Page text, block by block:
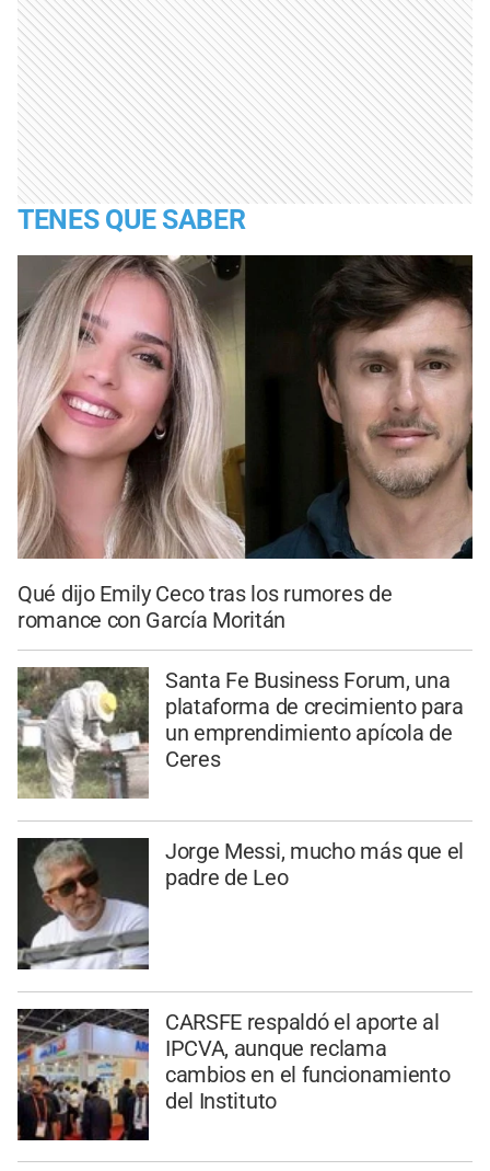
TENES QUE SABER
Qué dijo Emily Ceco tras los rumores de
romance con García Moritán
Santa Fe Business Forum, una
plataforma de crecimiento para
un emprendimiento apícola de
Ceres
Jorge Messi, mucho más que el
padre de Leo
CARSFE respaldó el aporte al
IPCVA, aunque reclama
cambios en el funcionamiento
del Instituto